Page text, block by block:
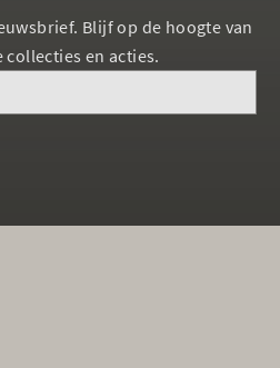
Blijf op de hoogte van
en acties.